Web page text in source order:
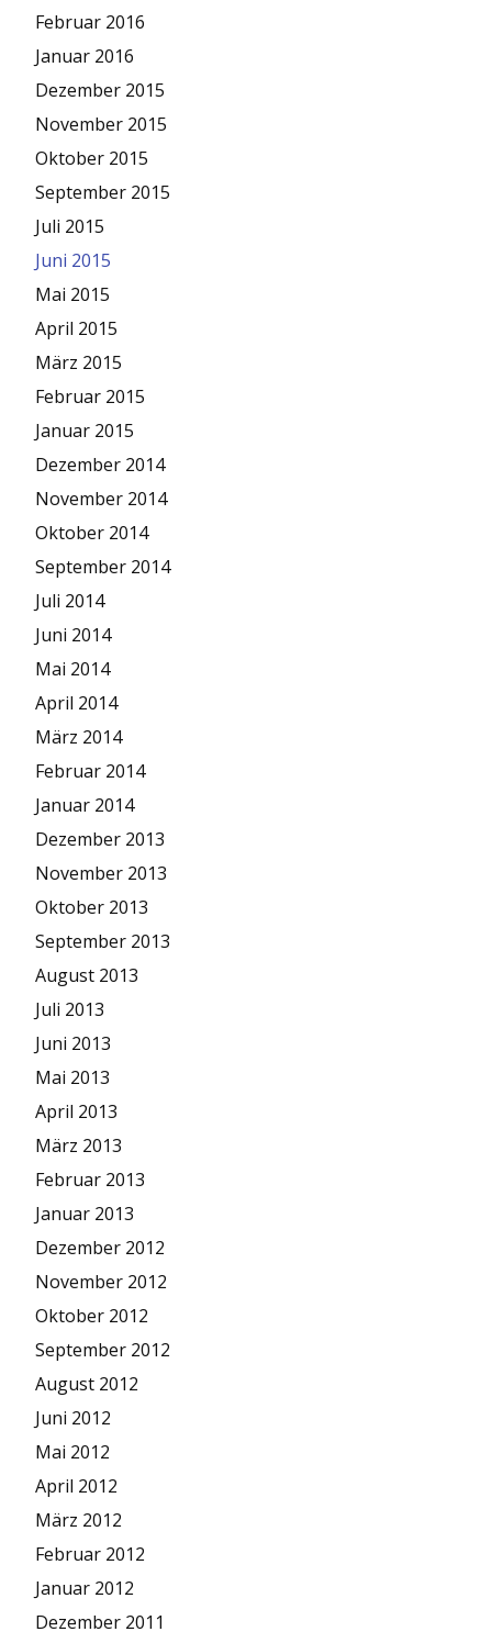
Februar 2016
Januar 2016
Dezember 2015
November 2015
Oktober 2015
September 2015
Juli 2015
Juni 2015
Mai 2015
April 2015
März 2015
Februar 2015
Januar 2015
Dezember 2014
November 2014
Oktober 2014
September 2014
Juli 2014
Juni 2014
Mai 2014
April 2014
März 2014
Februar 2014
Januar 2014
Dezember 2013
November 2013
Oktober 2013
September 2013
August 2013
Juli 2013
Juni 2013
Mai 2013
April 2013
März 2013
Februar 2013
Januar 2013
Dezember 2012
November 2012
Oktober 2012
September 2012
August 2012
Juni 2012
Mai 2012
April 2012
März 2012
Februar 2012
Januar 2012
Dezember 2011